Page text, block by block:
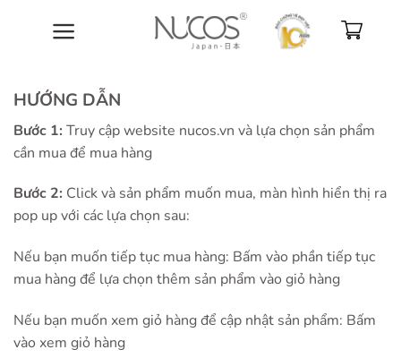
HƯỚNG DẪN
Bước 1: Truy cập website nucos.vn và lựa chọn sản phẩm
cần mua để mua hàng
Bước 2: Click và sản phẩm muốn mua, màn hình hiển thị ra
pop up với các lựa chọn sau:
Nếu bạn muốn tiếp tục mua hàng: Bấm vào phần tiếp tục
mua hàng để lựa chọn thêm sản phẩm vào giỏ hàng
Nếu bạn muốn xem giỏ hàng để cập nhật sản phẩm: Bấm
vào xem giỏ hàng